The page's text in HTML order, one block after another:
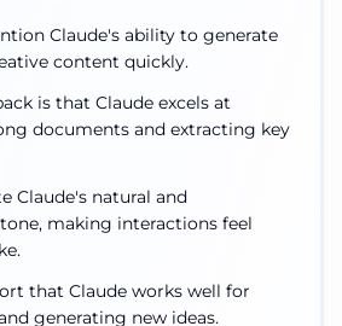
Claude's ability to generate
content quickly.
is that Claude excels at
documents and extracting key
Claude's natural and
making interactions feel
that Claude works well for
generating new ideas.